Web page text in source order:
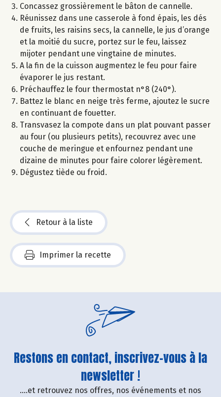
Concassez grossièrement le bâton de cannelle.
Réunissez dans une casserole à fond épais, les dés
de fruits, les raisins secs, la cannelle, le jus d’orange
et la moitié du sucre, portez sur le feu, laissez
mijoter pendant une vingtaine de minutes.
A la fin de la cuisson augmentez le feu pour faire
évaporer le jus restant.
Préchauffez le four thermostat n°8 (240°).
Battez le blanc en neige très ferme, ajoutez le sucre
en continuant de fouetter.
Transvasez la compote dans un plat pouvant passer
au four (ou plusieurs petits), recouvrez avec une
couche de meringue et enfournez pendant une
dizaine de minutes pour faire colorer légèrement.
Dégustez tiède ou froid.
Retour à la liste
Imprimer la recette
Restons en contact, inscrivez-vous à la
newsletter !
....et retrouvez nos offres, nos événements et nos